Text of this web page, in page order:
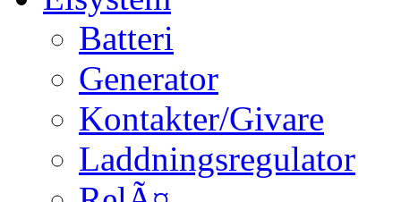
Batteri
Generator
Kontakter/Givare
Laddningsregulator